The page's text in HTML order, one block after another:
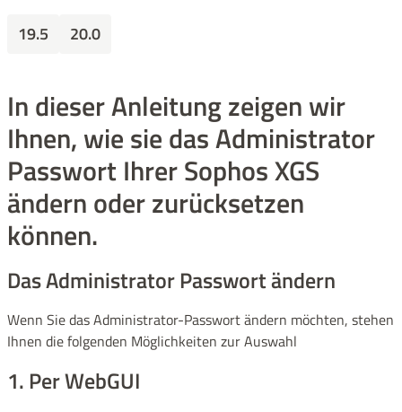
19.5 20.0
In dieser Anleitung zeigen wir
Ihnen, wie sie das Administrator
Passwort Ihrer Sophos XGS
ändern oder zurücksetzen
können.
Das Administrator Passwort ändern
Wenn Sie das Administrator-Passwort ändern möchten, stehen
Ihnen die folgenden Möglichkeiten zur Auswahl
1. Per WebGUI